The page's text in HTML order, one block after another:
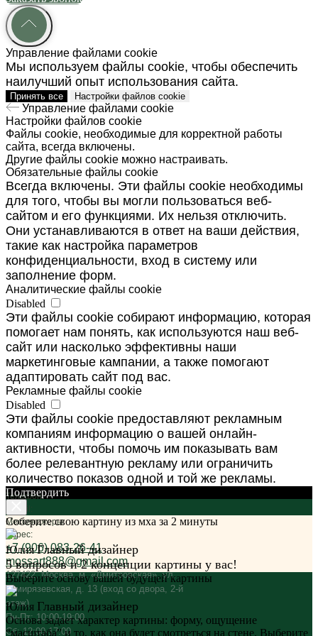
Заказать звонок
Телефон:
E-mail:
Мессенджеры:
Адрес:
+7 (906) 083-26-41
mossart888@gmail.com
127422, Москва, м. «Дмитровская», ул.
Тимирязевская, д. 13 (вход со двора, 2-й
этаж)
Пн-Пт: 10:00-19:00
Сб: 12:00-17:00
Управление файлами cookie
Мы используем файлы cookie, чтобы обеспечить
наилучший опыт использования сайта.
Принять все Настройки файлов cookie
Управление файлами cookie
Настройки файлов cookie
Файлы cookie, необходимые для корректной работы
сайта, всегда включены.
Другие файлы cookie можно настраивать.
Обязательные файлы cookie
Всегда включены. Эти файлы cookie необходимы
для того, чтобы вы могли пользоваться веб-
сайтом и его функциями. Их нельзя отключить.
Они устанавливаются в ответ на ваши действия,
такие как настройка параметров
конфиденциальности, вход в систему или
заполнение форм.
Аналитические файлы cookie
Disabled
Эти файлы cookie собирают информацию, которая
помогает нам понять, как используются наш веб-
сайт или насколько эффективны наши
маркетинговые кампании, а также помогают
адаптировать сайт под вас.
Рекламные файлы cookie
Disabled
Эти файлы cookie предоставляют рекламным
компаниям информацию о вашей онлайн-
активности, чтобы помочь им показывать вам
более релевантную рекламу или ограничить
количество показов одной и той же рекламы.
Подтвердить
Соберите свою картину из мха за 2 минуты
Юлия Главный дизайнер
5 вопросов и 2 концепции картины у вас!
Выберите основу вашей будущей картины
Юлия Главный дизайнер
Основа задает характер картины: форму, ощущение
“масштаба” и то, как она будет смотреться на стене. Выберите